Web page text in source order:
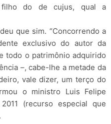
do de cujus, qual a
que sim. “Concorrendo a
exclusivo do autor da
todo o patrimônio adquirido
–, cabe-lhe a metade da
vale dizer, um terço do
o ministro Luis Felipe
(recurso especial que